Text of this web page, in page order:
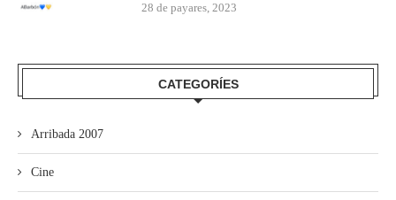
28 de payares, 2023
CATEGORÍES
Arribada 2007
Cine